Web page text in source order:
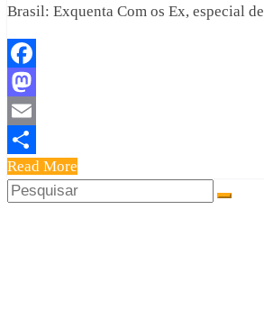
Brasil: Exquenta Com os Ex, especial de
Facebook
Mastodon
Email
Share
Read More